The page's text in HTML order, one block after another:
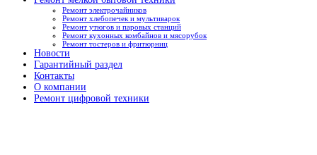
Ремонт электрочайников
Ремонт хлебопечек и мультиварок
Ремонт утюгов и паровых станций
Ремонт кухонных комбайнов и мясорубок
Ремонт тостеров и фритюрниц
Новости
Гарантийный раздел
Контакты
О компании
Ремонт цифровой техники